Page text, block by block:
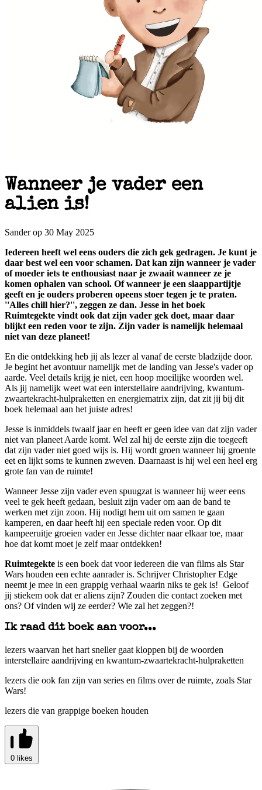
Wanneer je vader een
alien is!
Sander op 30 May 2025
Iedereen heeft wel eens ouders die zich gek gedragen. Je kunt je
daar best wel een voor schamen. Dat kan zijn wanneer je vader
of moeder iets te enthousiast naar je zwaait wanneer ze je
komen ophalen van school. Of wanneer je een slaappartijtje
geeft en je ouders proberen opeens stoer tegen je te praten.
''Alles chill hier?'', zeggen ze dan. Jesse in het boek
Ruimtegekte vindt ook dat zijn vader gek doet, maar daar
blijkt een reden voor te zijn. Zijn vader is namelijk helemaal
niet van deze planeet!
En die ontdekking heb jij als lezer al vanaf de eerste bladzijde door.
Je begint het avontuur namelijk met de landing van Jesse's vader op
aarde. Veel details krijg je niet, een hoop moeilijke woorden wel.
Als jij namelijk weet wat een interstellaire aandrijving, kwantum-
zwaartekracht-hulpraketten en energiematrix zijn, dat zit jij bij dit
boek helemaal aan het juiste adres!
Jesse is inmiddels twaalf jaar en heeft er geen idee van dat zijn vader
niet van planeet Aarde komt. Wel zal hij de eerste zijn die toegeeft
dat zijn vader niet goed wijs is. Hij wordt groen wanneer hij groente
eet en lijkt soms te kunnen zweven. Daarnaast is hij wel een heel erg
grote fan van de ruimte!
Wanneer Jesse zijn vader even spuugzat is wanneer hij weer eens
veel te gek heeft gedaan, besluit zijn vader om aan de band te
werken met zijn zoon. Hij nodigt hem uit om samen te gaan
kamperen, en daar heeft hij een speciale reden voor. Op dit
kampeeruitje groeien vader en Jesse dichter naar elkaar toe, maar
hoe dat komt moet je zelf maar ontdekken!
Ruimtegekte is een boek dat voor iedereen die van films als Star
Wars houden een echte aanrader is. Schrijver Christopher Edge
neemt je mee in een grappig verhaal waarin niks te gek is! Geloof
jij stiekem ook dat er aliens zijn? Zouden die contact zoeken met
ons? Of vinden wij ze eerder? Wie zal het zeggen?!
Ik raad dit boek aan voor...
lezers waarvan het hart sneller gaat kloppen bij de woorden
interstellaire aandrijving en kwantum-zwaartekracht-hulpraketten
lezers die ook fan zijn van series en films over de ruimte, zoals Star
Wars!
lezers die van grappige boeken houden
0 likes